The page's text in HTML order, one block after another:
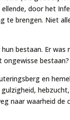
door het
brengen. Niet
bestaan. Er
ongewisse bestaan?
en
naar waarheid